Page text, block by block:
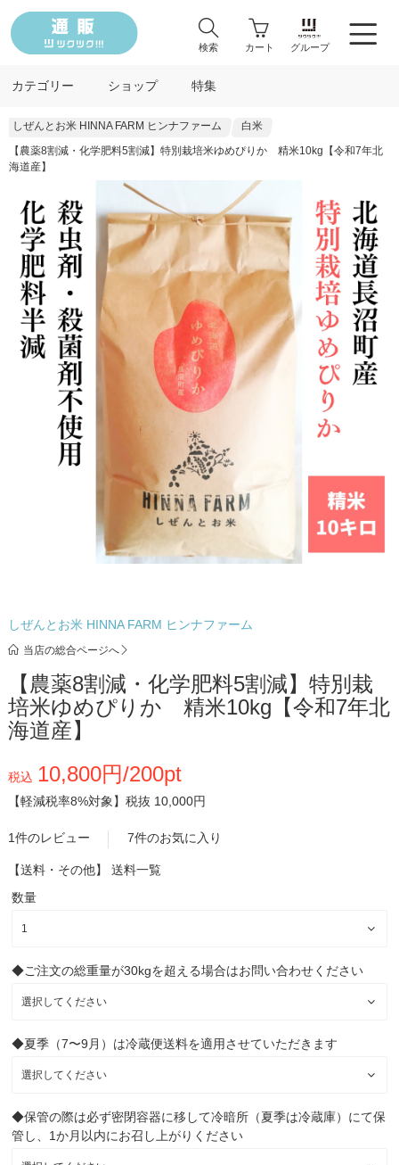
検索 カート グループ
カテゴリー ショップ 特集
しぜんとお米 HINNA FARM ヒンナファーム
白米
【農薬8割減・化学肥料5割減】特別栽培米ゆめぴりか 精米10kg【令和7年北
海道産】
しぜんとお米 HINNA FARM ヒンナファーム
当店の総合ページへ
【農薬8割減・化学肥料5割減】特別栽
培米ゆめぴりか 精米10kg【令和7年北
海道産】
税込 10,800円/200pt
【軽減税率8%対象】 税抜 10,000円
1件のレビュー 7件のお気に入り
【送料・その他】 送料一覧
数量
◆ご注文の総重量が30kgを超える場合はお問い合わせください
◆夏季（7〜9月）は冷蔵便送料を適用させていただきます
◆保管の際は必ず密閉容器に移して冷暗所（夏季は冷蔵庫）にて保
管し、1か月以内にお召し上がりください